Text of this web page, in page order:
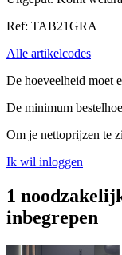
Ref: TAB21GRA
Alle artikelcodes
De hoeveelheid moet
De minimum
Om je nettoprijzen te
Ik wil inloggen
1
inbegrepen